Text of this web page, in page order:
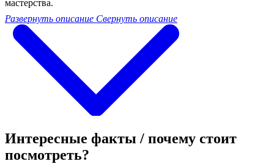
мастерства.
Развернуть описание Свернуть описание
Интересные факты / почему стоит
посмотреть?